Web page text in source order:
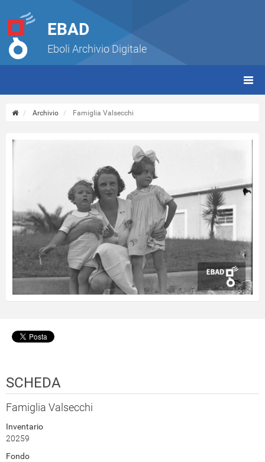
EBAD
Eboli Archivio Digitale
Archivio Famiglia Valsecchi
SCHEDA
Famiglia Valsecchi
Inventario
20259
Fondo